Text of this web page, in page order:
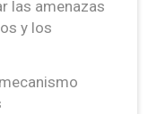
las amenazas
y los